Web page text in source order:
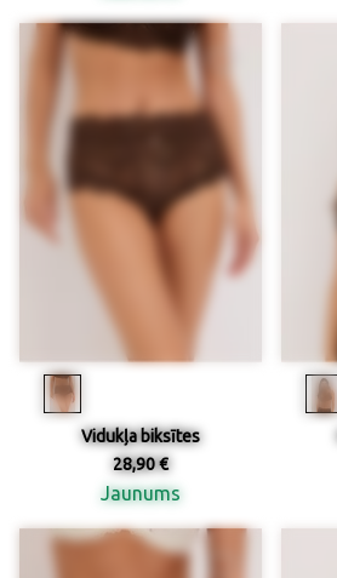
Vidukļa biksītes
28,90 €
Jaunums